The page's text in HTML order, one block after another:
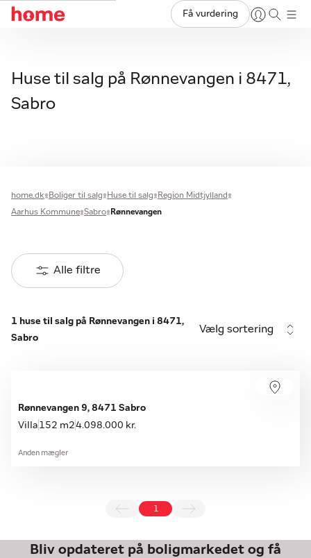
Få vurdering
Huse til salg på Rønnevangen i 8471,
Sabro
home.dk Boliger til salg Huse til salg
Region Midtjylland
Aarhus Kommune Sabro Rønnevangen
Alle filtre
1 huse til salg på Rønnevangen i 8471,
Sabro
Vælg sortering
Rønnevangen 9, 8471 Sabro
Villa 152 m24.098.000 kr.
Anden mægler
Bliv opdateret på boligmarkedet og få